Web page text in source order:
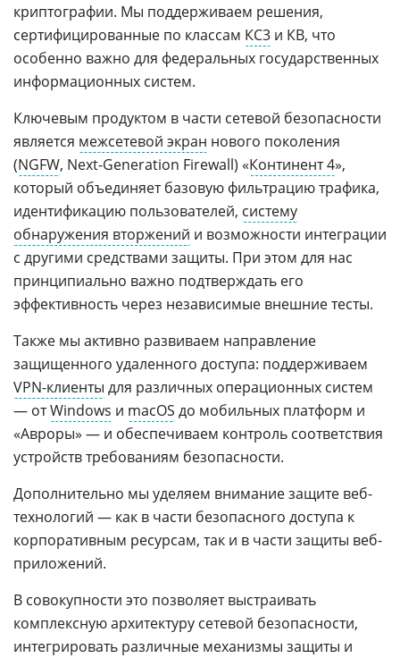
криптографии. Мы поддерживаем решения,
сертифицированные по классам КС3 и КВ, что
особенно важно для федеральных государственных
информационных систем.
Ключевым продуктом в части сетевой безопасности
является межсетевой экран нового поколения
(NGFW, Next-Generation Firewall) «Континент 4»,
который объединяет базовую фильтрацию трафика,
идентификацию пользователей, систему
обнаружения вторжений и возможности интеграции
с другими средствами защиты. При этом для нас
принципиально важно подтверждать его
эффективность через независимые внешние тесты.
Также мы активно развиваем направление
защищенного удаленного доступа: поддерживаем
VPN-клиенты для различных операционных систем
— отWindows и macOS до мобильных платформ и
«Авроры» — и обеспечиваем контроль соответствия
устройств требованиям безопасности.
Дополнительно мы уделяем внимание защите веб-
технологий — как в части безопасного доступа к
корпоративным ресурсам, так и в части защиты веб-
приложений.
В совокупности это позволяет выстраивать
комплексную архитектуру сетевой безопасности,
интегрировать различные механизмы защиты и